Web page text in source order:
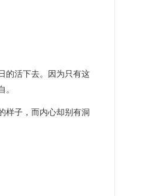
的活下去。因为只有这
样子，而内心却别有洞